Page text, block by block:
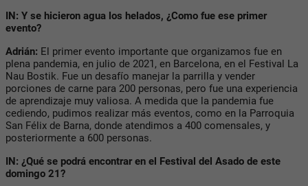
IN: Y se hicieron agua los helados, ¿Como fue ese primer
evento?
Adrián: El primer evento importante que organizamos fue en
plena pandemia, en julio de 2021, en Barcelona, ​​en el Festival La
Nau Bostik. Fue un desafío manejar la parrilla y vender
porciones de carne para 200 personas, pero fue una experiencia
de aprendizaje muy valiosa. A medida que la pandemia fue
cediendo, pudimos realizar más eventos, como en la Parroquia
San Félix de Barna, donde atendimos a 400 comensales, y
posteriormente a 600 personas.
IN: ¿Qué se podrá encontrar en el Festival del Asado de este
domingo 21?